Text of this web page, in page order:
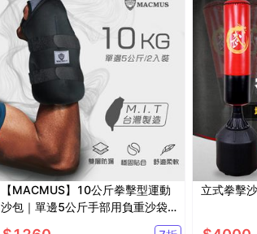
【MACMUS】10公斤拳擊型運動
沙包｜單邊5公斤手部用負重沙袋
｜適合拳擊、散打、自由博擊等運
立式拳擊